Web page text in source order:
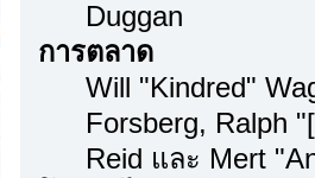
Duggan
การตลาด
Will "Kindred"
Forsberg, Ralph
Reid และ Mert